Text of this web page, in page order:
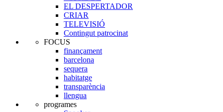
EL DESPERTADOR
CRIAR
TELEVISIÓ
Contingut patrocinat
FOCUS
finançament
barcelona
sequera
habitatge
transparència
llengua
programes